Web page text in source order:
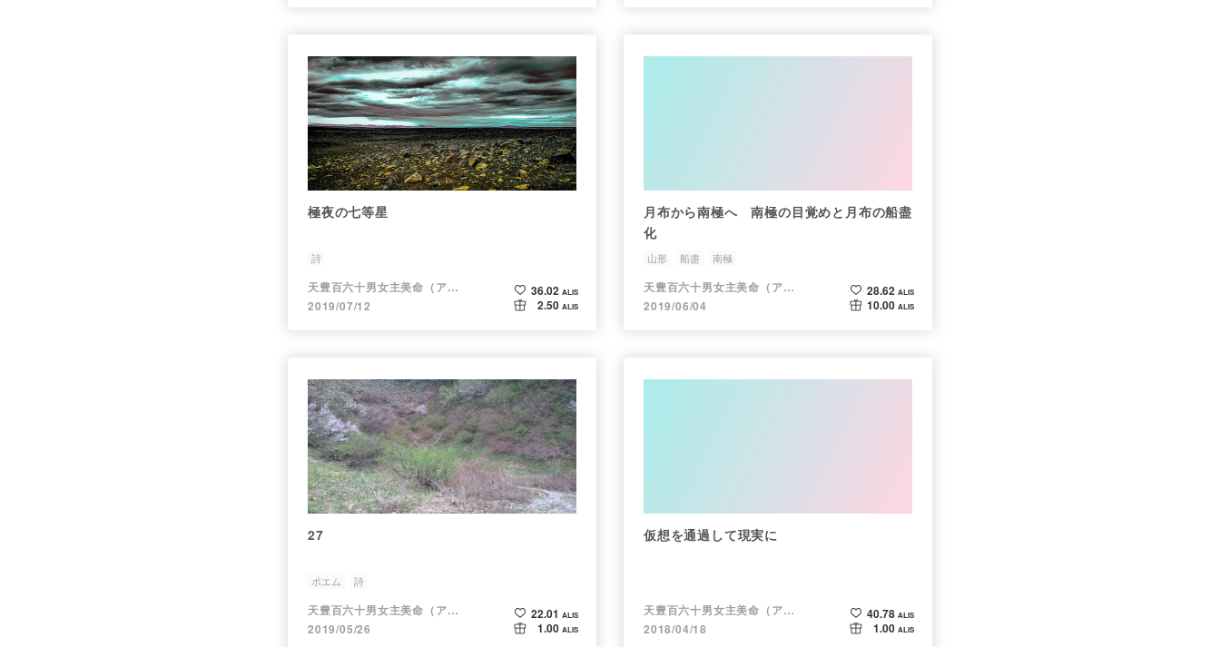
極夜の七等星
詩
天豊百六十男女主美命（アメ）
2019/07/12
36.02 ALIS
2.50 ALIS
月布から南極へ 南極の目覚めと月布の船盡
化
山形 船盡 南極
天豊百六十男女主美命（アメ）
2019/06/04
28.62 ALIS
10.00 ALIS
27
ポエム 詩
天豊百六十男女主美命（アメ）
2019/05/26
22.01 ALIS
1.00 ALIS
仮想を通過して現実に
天豊百六十男女主美命（アメ）
2018/04/18
40.78 ALIS
1.00 ALIS